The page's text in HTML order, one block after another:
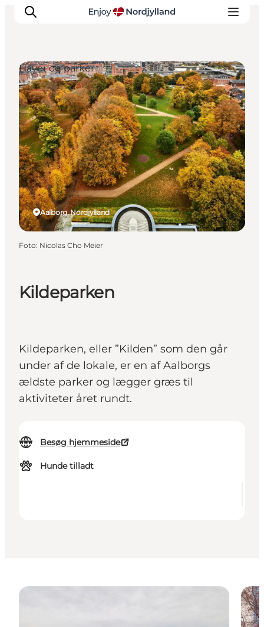
Oplevelser og aktiviteter
Planlæg din tur
Byer og steder
Guides
Det sker
For børn
Kildeparken
Kildeparken, eller ”Kilden” som den går
under af de lokale, er en af Aalborgs
ældste parker og lægger græs til
aktiviteter året rundt.
Besøg hjemmeside
Hunde tilladt
Aalborg, Nordjylland
Haver og parker
Foto: Nicolas Cho Meier